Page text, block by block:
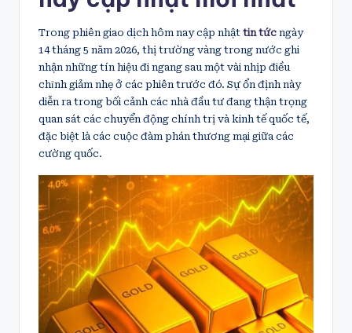
Trong phiên giao dịch hôm nay cập nhật tin tức ngày
14 tháng 5 năm 2026, thị trường vàng trong nước ghi
nhận những tín hiệu đi ngang sau một vài nhịp điều
chỉnh giảm nhẹ ở các phiên trước đó. Sự ổn định này
diễn ra trong bối cảnh các nhà đầu tư đang thận trọng
quan sát các chuyển động chính trị và kinh tế quốc tế,
đặc biệt là các cuộc đàm phán thương mại giữa các
cường quốc.